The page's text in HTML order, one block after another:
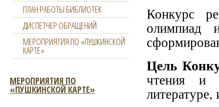
Конкурс
олимпиад
Цель
чтения и
ПЛАН РАБОТЫ БИБЛИОТЕК
ДИСПЕТЧЕР ОБРАЩЕНИЙ
МЕРОПРИЯТИЯ ПО «ПУШКИНСКОЙ
КАРТЕ»
МЕРОПРИЯТИЯ ПО
«ПУШКИНСКОЙ КАРТЕ»